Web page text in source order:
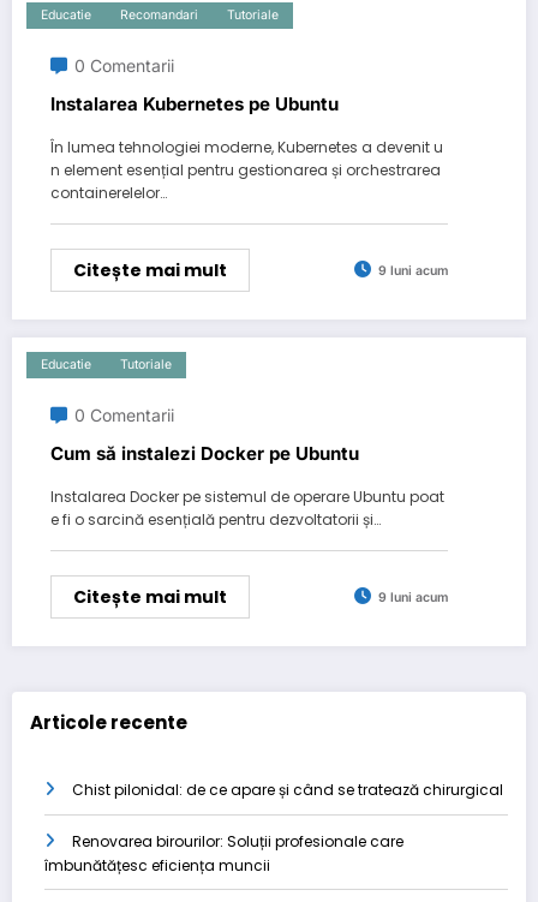
Educatie Recomandari Tutoriale
0 Comentarii
Instalarea Kubernetes pe Ubuntu
În lumea tehnologiei moderne, Kubernetes a devenit u
n element esențial pentru gestionarea și orchestrarea
containerelelor…
Citește mai mult 9 luni acum
Educatie Tutoriale
0 Comentarii
Cum să instalezi Docker pe Ubuntu
Instalarea Docker pe sistemul de operare Ubuntu poat
e fi o sarcină esențială pentru dezvoltatorii și…
Citește mai mult 9 luni acum
Articole recente
Chist pilonidal: de ce apare și când se tratează chirurgical
Renovarea birourilor: Soluții profesionale care
îmbunătățesc eficiența muncii